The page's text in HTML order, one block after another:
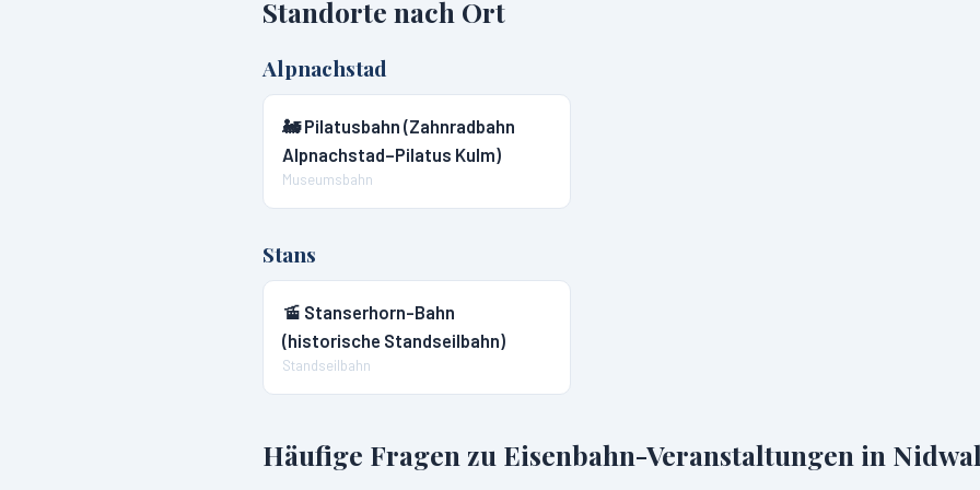
Standorte nach Ort
Alpnachstad
🚂Pilatusbahn (Zahnradbahn
Alpnachstad–Pilatus Kulm)
Museumsbahn
Stans
🚡 Stanserhorn-Bahn
(historische Standseilbahn)
Standseilbahn
Häufige Fragen zu Eisenbahn-Veranstaltungen in